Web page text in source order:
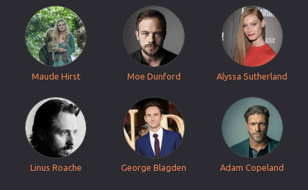
Maude Hirst Moe Dunford Alyssa Sutherland
Linus Roache George Blagden Adam Copeland